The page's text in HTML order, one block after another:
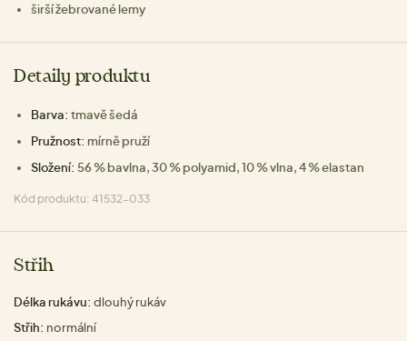
širší žebrované lemy
Detaily produktu
Barva: tmavě šedá
Pružnost: mírně pruží
Složení: 56 % bavlna, 30 % polyamid, 10 % vlna, 4 % elastan
Kód produktu: 41532-033
Střih
Délka rukávu: dlouhý rukáv
Střih: normální